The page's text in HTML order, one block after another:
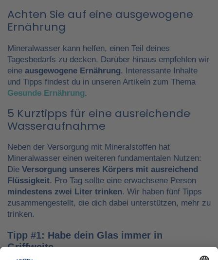
Achten Sie auf eine ausgewogene
Ernährung
Mineralwasser kann helfen, einen Teil deines
Tagesbedarfs zu decken. Darüber hinaus empfehlen wir
eine ausgewogene Ernährung. Interessante Inhalte
und Tipps findest du in unseren Artikeln zum Thema
Gesunde Ernährung.
5 Kurztipps für eine ausreichende
Wasseraufnahme
Neben der Versorgung mit Mineralstoffen hat
Mineralwasser einen weiteren fundamentalen Nutzen:
Die Versorgung unseres Körpers mit ausreichend
Flüssigkeit. Pro Tag sollte eine erwachsene Person
mindestens zwei Liter trinken. Wir haben fünf Tipps
zusammengestellt, die dich dabei unterstützen, mehr zu
trinken.
Tipp #1: Habe dein Glas immer in
Griffweite